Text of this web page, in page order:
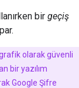
bir geçiş
olarak güvenli
bir yazılım
Google Şifre